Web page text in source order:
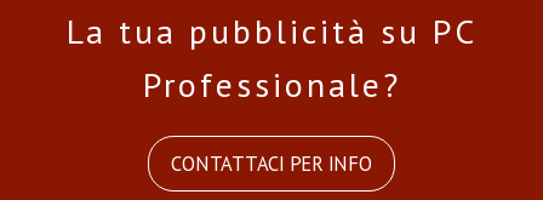
La tua pubblicità su PC
Professionale?
CONTATTACI PER INFO